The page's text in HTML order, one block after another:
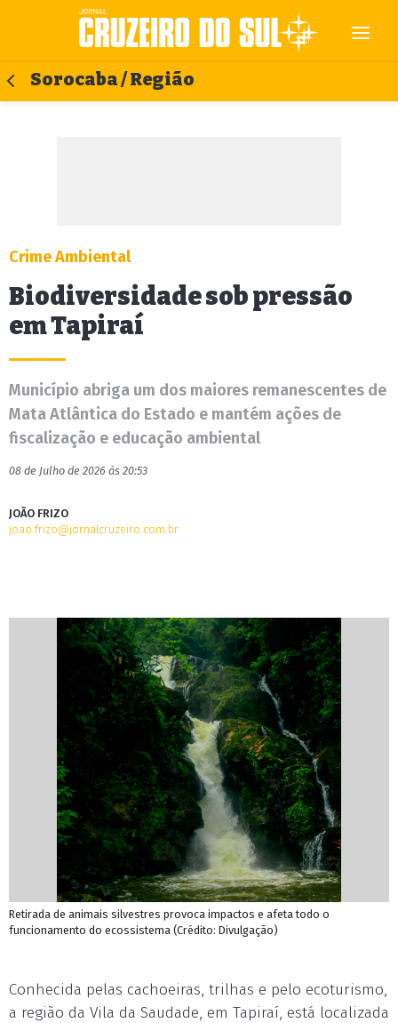
Sorocaba / Região
Crime Ambiental
Biodiversidade sob pressão
em Tapiraí
Município abriga um dos maiores remanescentes de
Mata Atlântica do Estado e mantém ações de
fiscalização e educação ambiental
08 de Julho de 2026 às 20:53
JOÃO FRIZO
joao.frizo@jornalcruzeiro.com.br
Retirada de animais silvestres provoca impactos e afeta todo o
funcionamento do ecossistema (Crédito: Divulgação)
Conhecida pelas cachoeiras, trilhas e pelo ecoturismo,
a região da Vila da Saudade, em Tapiraí, está localizada